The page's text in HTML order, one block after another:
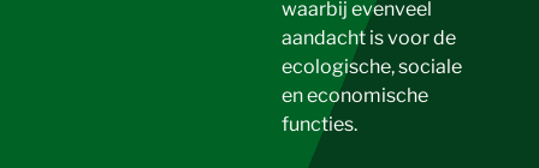
waarbij evenveel
aandacht is voor de
ecologische, sociale
en economische
functies.